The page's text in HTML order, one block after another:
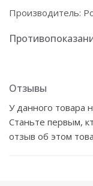
Производитель:
Отзывы
У данного товара
Станьте первым,
отзыв об этом